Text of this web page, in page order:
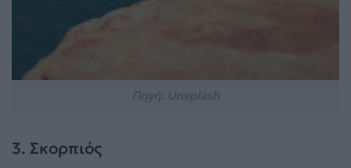
3. Σκορπιός